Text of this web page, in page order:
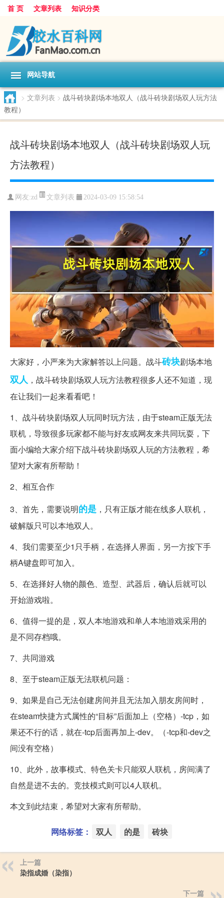
首 页 文章列表 知识分类
网站导航
> 文章列表 > 战斗砖块剧场本地双人（战斗砖块剧场双人玩方法
教程）
战斗砖块剧场本地双人（战斗砖块剧场双人玩
方法教程）
网友:zd 文章列表 2024-03-09 15:58:54
大家好，小严来为大家解答以上问题。战斗砖块剧场本地
双人 ，战斗砖块剧场双人玩方法教程很多人还不知道，现
在让我们一起来看看吧！
1、战斗砖块剧场双人玩同时玩方法，由于steam正版无法
联机，导致很多玩家都不能与好友或网友来共同玩耍，下
面小编给大家介绍下战斗砖块剧场双人玩的方法教程，希
望对大家有所帮助！
2、相互合作
3、首先，需要说明的是 ，只有正版才能在线多人联机，
破解版只可以本地双人。
4、我们需要至少1只手柄，在选择人界面，另一方按下手
柄A键盘即可加入。
5、在选择好人物的颜色、造型、武器后，确认后就可以
开始游戏啦。
6、值得一提的是，双人本地游戏和单人本地游戏采用的
是不同存档哦。
7、共同游戏
8、至于steam正版无法联机问题：
9、如果是自己无法创建房间并且无法加入朋友房间时，
在steam快捷方式属性的“目标”后面加上（空格）-tcp，如
果还不行的话，就在-tcp后面再加上-dev。（-tcp和-dev之
间没有空格）
10、此外，故事模式、特色关卡只能双人联机，房间满了
自然是进不去的。竞技模式则可以4人联机。
本文到此结束，希望对大家有所帮助。
网络标签： 双人 的是 砖块
上一篇
染指成婚（染指）
下一篇